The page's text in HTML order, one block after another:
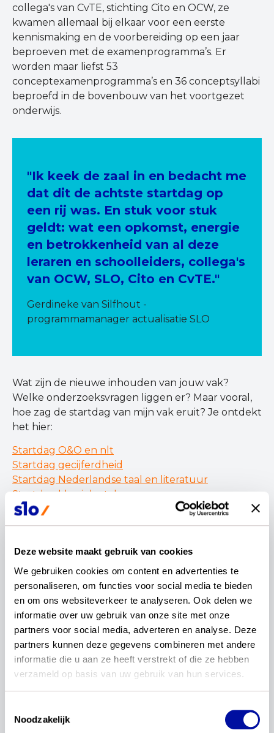
Deze website maakt gebruik van cookies
We gebruiken cookies om content en advertenties te
personaliseren, om functies voor social media te bieden
en om ons websiteverkeer te analyseren. Ook delen we
informatie over uw gebruik van onze site met onze
partners voor social media, adverteren en analyse. Deze
partners kunnen deze gegevens combineren met andere
informatie die u aan ze heeft verstrekt of die ze hebben
verzameld op basis van uw gebruik van hun services.
Noodzakelijk
collega's van CvTE, stichting Cito en OCW, ze
kwamen allemaal bij elkaar voor een eerste
kennismaking en de voorbereiding op een jaar
beproeven met de examenprogramma’s. Er
worden maar liefst 53
conceptexamenprogramma’s en 36 conceptsyllabi
beproefd in de bovenbouw van het voortgezet
onderwijs.
"Ik keek de zaal in en bedacht me
dat dit de achtste startdag op
een rij was. En stuk voor stuk
geldt: wat een opkomst, energie
en betrokkenheid van al deze
leraren en schoolleiders, collega's
van OCW, SLO, Cito en CvTE."
Gerdineke van Silfhout -
programmamanager actualisatie SLO
Wat zijn de nieuwe inhouden van jouw vak?
Welke onderzoeksvragen liggen er? Maar vooral,
hoe zag de startdag van mijn vak eruit? Je ontdekt
het hier:
Startdag O&O en nlt
Startdag gecijferdheid
Startdag Nederlandse taal en literatuur
Startdag klassieke talen
Startdag moderne vreemde talen
Startdag maatschappijleer
Startdag wiskunde havo-vwo
Wil je weten hoe een jaar beproeven eruitziet? In
deze nieuwsupdatelees je meer over het
komende jaar en wat we precies beproeven per
vak.
wil je dit delen?